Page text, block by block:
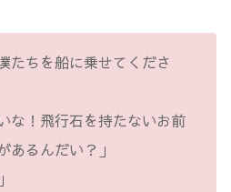
ちを船に乗せてくださ
な！飛行石を持たないお前
あるんだい？」